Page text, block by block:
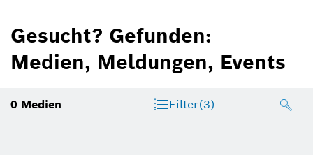
Gesucht? Gefunden:
Medien, Meldungen, Events
0 Medien Filter(3)